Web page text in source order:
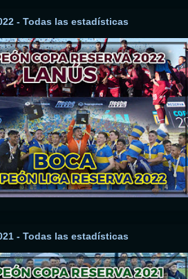
- Todas las estadísticas
- Todas las estadísticas